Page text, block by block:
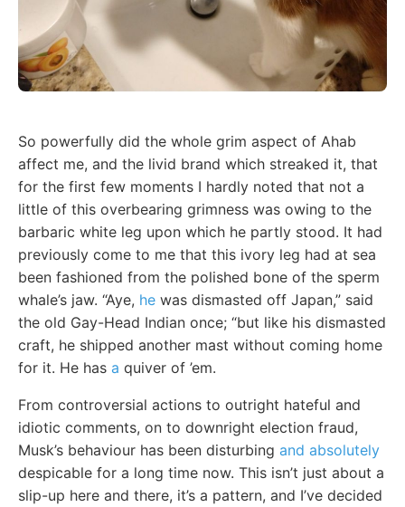
So powerfully did the whole grim aspect of Ahab
affect me, and the livid brand which streaked it, that
for the first few moments I hardly noted that not a
little of this overbearing grimness was owing to the
barbaric white leg upon which he partly stood. It had
previously come to me that this ivory leg had at sea
been fashioned from the polished bone of the sperm
whale’s jaw. “Aye, he was dismasted off Japan,” said
the old Gay-Head Indian once; “but like his dismasted
craft, he shipped another mast without coming home
for it. He has a quiver of ’em.
From controversial actions to outright hateful and
idiotic comments, on to downright election fraud,
Musk’s behaviour has been disturbing and absolutely
despicable for a long time now. This isn’t just about a
slip-up here and there, it’s a pattern, and I’ve decided